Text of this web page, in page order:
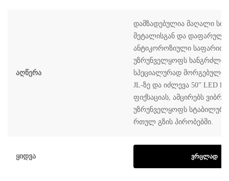
Აღწერა
დამზადებულია მაღალი
მეტალისგან და
ანტიკოროზიული საფარით,
უზრუნველყოფს ხანგრძლივ
სპეციალურად მორგებულია
JL-ზე და იძლევა 50” LED
ფიქსაციას, ამცირებს
უზრუნველყოფს სტაბილურ
რთულ გზის პირობებში.
Ყიდვა ᲕᲠᲪᲚᲐᲓ